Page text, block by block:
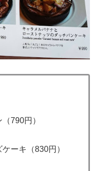
790円）
ーキ（830円）